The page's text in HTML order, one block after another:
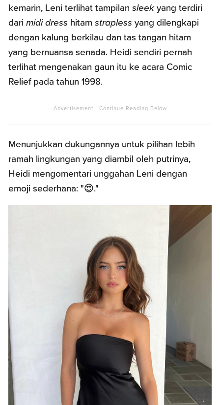
kemarin, Leni terlihat tampilansleekyang terdiri
darimidi dress hitamstrapless yang dilengkapi
dengan kalung berkilau dan tas tangan hitam
yang bernuansa senada. Heidi sendiri pernah
terlihat mengenakan gaun itu ke acara Comic
Relief pada tahun 1998.
Menunjukkan dukungannya untuk pilihan lebih
ramah lingkungan yang diambil oleh putrinya,
Heidi mengomentari unggahan Leni dengan
emoji sederhana: "😍."